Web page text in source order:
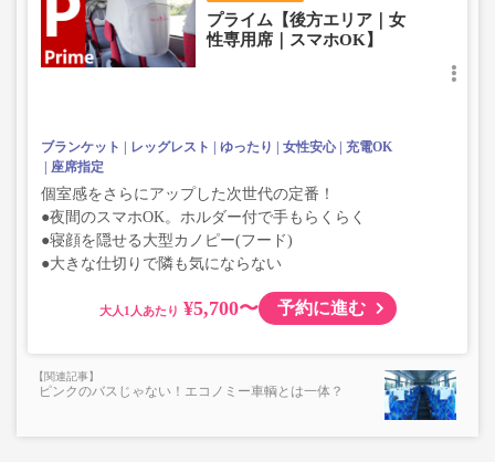
プライム【後方エリア｜女
性専用席｜スマホOK】
ブランケット レッグレスト ゆったり 女性安心
充電OK
座席指定
個室感をさらにアップした次世代の定番！
●夜間のスマホOK。ホルダー付で手もらくらく
●寝顔を隠せる大型カノピー(フード)
●大きな仕切りで隣も気にならない
大人 ¥5,700〜 予約に進む
ピンクのバスじゃない！エコノミー車輌とは一体？